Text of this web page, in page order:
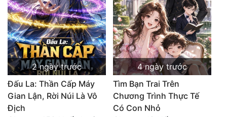
2 ngày trước
Đấu La: Thần Cấp Máy
Gian Lận, Rời Núi Là Vô
Địch
4 ngày trước
Tìm Bạn Trai Trên
Chương Trình Thực Tế
Có Con Nhỏ